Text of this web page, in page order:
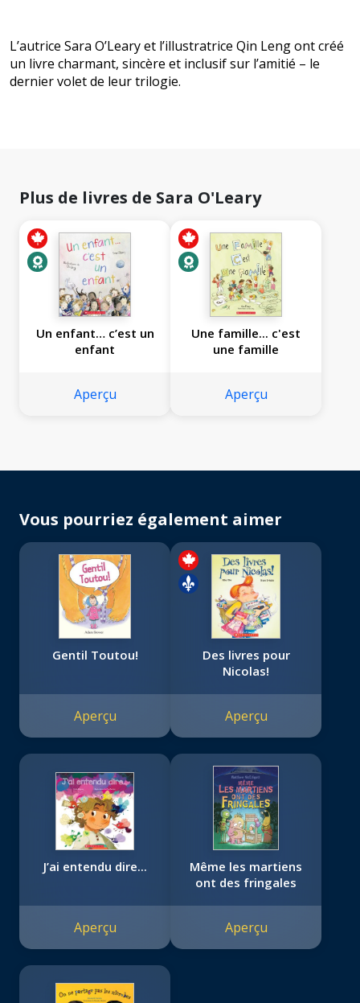
L’autrice Sara O’Leary et l’illustratrice Qin Leng ont créé
un livre charmant, sincère et inclusif sur l’amitié – le
dernier volet de leur trilogie.
Plus de livres de Sara O'Leary
Un enfant… c’est un
enfant
Aperçu
Une famille... c'est
une famille
Aperçu
Vous pourriez également aimer
Gentil Toutou!
Aperçu
Des livres pour
Nicolas!
Aperçu
J’ai entendu dire...
Aperçu
Même les martiens
ont des fringales
Aperçu